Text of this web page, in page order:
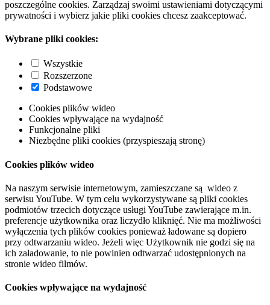
poszczególne cookies. Zarządzaj swoimi ustawieniami dotyczącymi
prywatności i wybierz jakie pliki cookies chcesz zaakceptować.
Wybrane pliki cookies:
Wszystkie
Rozszerzone
Podstawowe
Cookies plików wideo
Cookies wpływające na wydajność
Funkcjonalne pliki
Niezbędne pliki cookies (przyspieszają stronę)
Cookies plików wideo
Na naszym serwisie internetowym, zamieszczane są wideo z
serwisu YouTube. W tym celu wykorzystywane są pliki cookies
podmiotów trzecich dotyczące usługi YouTube zawierające m.in.
preferencje użytkownika oraz liczydło kliknięć. Nie ma możliwości
wyłączenia tych plików cookies ponieważ ładowane są dopiero
przy odtwarzaniu wideo. Jeżeli więc Użytkownik nie godzi się na
ich załadowanie, to nie powinien odtwarzać udostępnionych na
stronie wideo filmów.
Cookies wpływające na wydajność